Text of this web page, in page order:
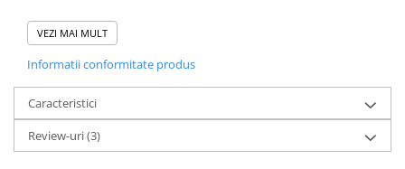
Așternutul nu se lipește de lăbuțele sau blana pisicii, evitând
murdărirea în afara litierei și asigurând un mediu curat în casă.
eficient mirosurile neplăcute, iar lipsa prafului îl face ideal pentru
pisicile sensibile sau pentru locuințele în care se dorește o
atmosferă curată și sănătoasă.
Ușor de folosit, economic și eficient, MIAU MIAU Silicat Clumping
este o alegere excelentă pentru igiena zilnică a pisicii.
VEZI MAI MULT
Informatii conformitate produs
Caracteristici
Review-uri(3)